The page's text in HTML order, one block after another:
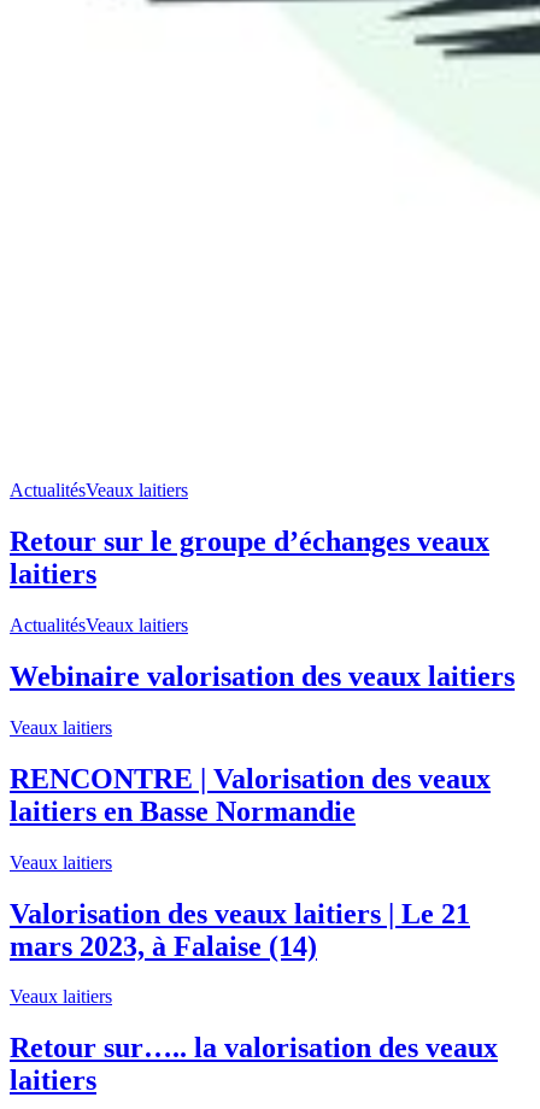
ActualitésVeaux laitiers
Retour sur le groupe d’échanges veaux
laitiers
ActualitésVeaux laitiers
Webinaire valorisation des veaux laitiers
Veaux laitiers
RENCONTRE | Valorisation des veaux
laitiers en Basse Normandie
Veaux laitiers
Valorisation des veaux laitiers ­| Le 21
mars 2023, à Falaise (14)
Veaux laitiers
Retour sur….. la valorisation des veaux
laitiers